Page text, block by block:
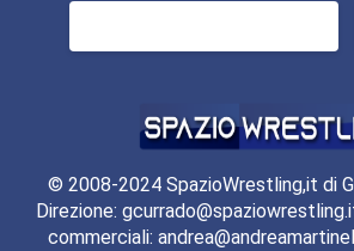
Ricerca
© 2008-2024 SpazioWrestling,it di
Direzione:
commerciali: